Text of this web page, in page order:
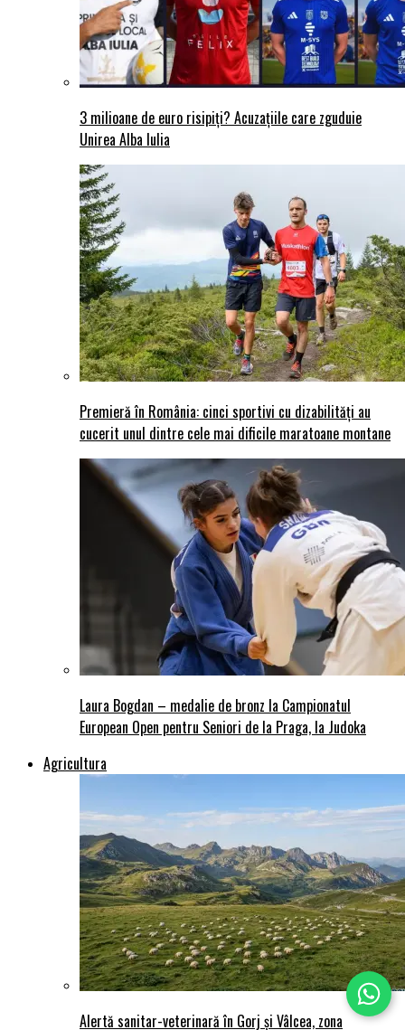
3 milioane de euro risipiți? Acuzațiile care zguduie
Unirea Alba Iulia
Premieră în România: cinci sportivi cu dizabilități au
cucerit unul dintre cele mai dificile maratoane montane
Laura Bogdan – medalie de bronz la Campionatul
European Open pentru Seniori de la Praga, la Judoka
Agricultura
Alertă sanitar-veterinară în Gorj și Vâlcea, zona